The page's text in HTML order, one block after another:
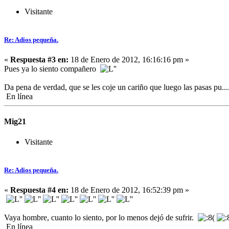
Visitante
Re: Adios pequeña.
« Respuesta #3 en: 18 de Enero de 2012, 16:16:16 pm »
Pues ya lo siento compañero
Da pena de verdad, que se les coje un cariño que luego las pasas
En línea
Mig21
Visitante
Re: Adios pequeña.
« Respuesta #4 en: 18 de Enero de 2012, 16:52:39 pm »
Vaya hombre, cuanto lo siento, por lo menos dejó de sufrir.
En línea